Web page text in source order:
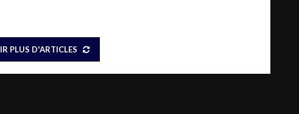
PLUS D'ARTICLES